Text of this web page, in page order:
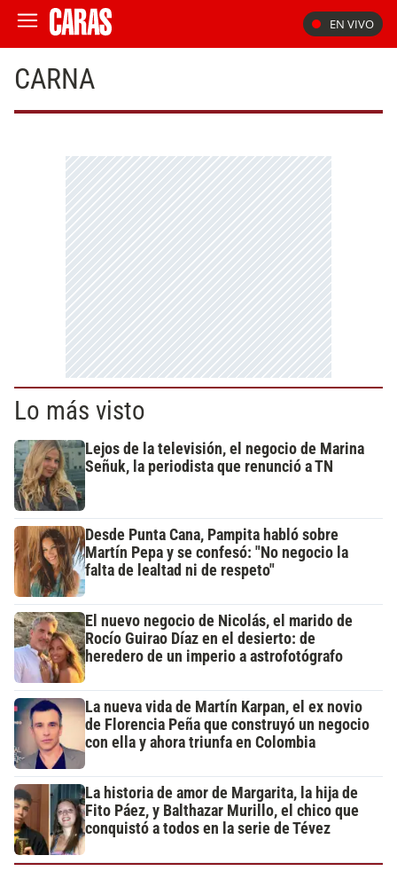
EN VIVO
CARNA
Lo más visto
Lejos de la televisión, el negocio de Marina
Señuk, la periodista que renunció a TN
Desde Punta Cana, Pampita habló sobre
Martín Pepa y se confesó: "No negocio la
falta de lealtad ni de respeto"
El nuevo negocio de Nicolás, el marido de
Rocío Guirao Díaz en el desierto: de
heredero de un imperio a astrofotógrafo
La nueva vida de Martín Karpan, el ex novio
de Florencia Peña que construyó un negocio
con ella y ahora triunfa en Colombia
La historia de amor de Margarita, la hija de
Fito Páez, y Balthazar Murillo, el chico que
conquistó a todos en la serie de Tévez